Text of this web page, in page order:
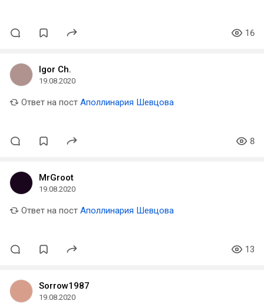
16
Igor Ch.
19.08.2020
Ответ на пост Аполлинария Шевцова
8
MrGroot
19.08.2020
Ответ на пост Аполлинария Шевцова
13
Sorrow1987
19.08.2020